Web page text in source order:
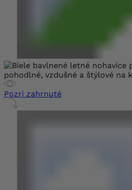
Pozri zahrnuté